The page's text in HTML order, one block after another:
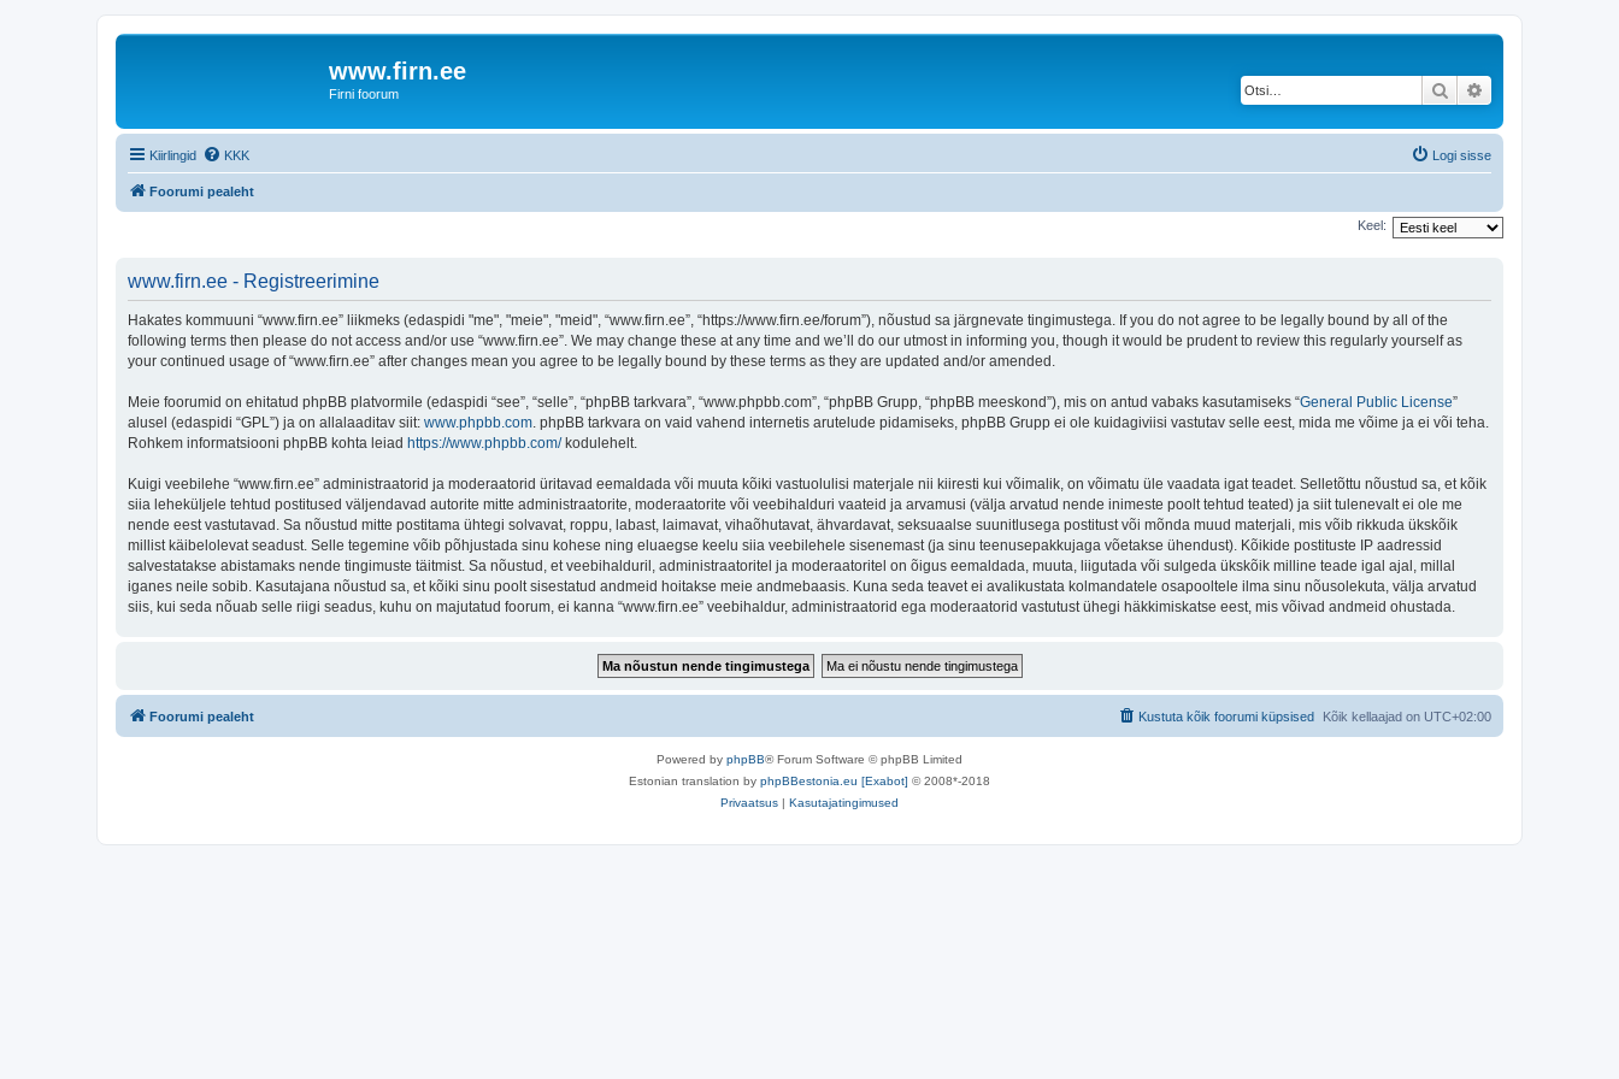
www.firn.ee
Firni foorum Otsi
Kiirlingid KKK Logi sisse
Foorumi pealeht
Keel:
www.firn.ee - Registreerimine
Hakates kommuuni “www.firn.ee” liikmeks (edaspidi "me", "meie", "meid", “www.firn.ee”, “https://www.firn.ee/forum”), nõustud sa järgnevate tingimustega. If you do not agree to be legally bound by all of the
following terms then please do not access and/or use “www.firn.ee”. We may change these at any time and we’ll do our utmost in informing you, though it would be prudent to review this regularly yourself as
your continued usage of “www.firn.ee” after changes mean you agree to be legally bound by these terms as they are updated and/or amended.
Meie foorumid on ehitatud phpBB platvormile (edaspidi “see”, “selle”, “phpBB tarkvara”, “www.phpbb.com”, “phpBB Grupp, “phpBB meeskond”), mis on antud vabaks kasutamiseks “General Public License”
alusel (edaspidi “GPL”) ja on allalaaditav siit: www.phpbb.com. phpBB tarkvara on vaid vahend internetis arutelude pidamiseks, phpBB Grupp ei ole kuidagiviisi vastutav selle eest, mida me võime ja ei või teha.
Rohkem informatsiooni phpBB kohta leiad https://www.phpbb.com/kodulehelt.
Kuigi veebilehe “www.firn.ee” administraatorid ja moderaatorid üritavad eemaldada või muuta kõiki vastuolulisi materjale nii kiiresti kui võimalik, on võimatu üle vaadata igat teadet. Selletõttu nõustud sa, et kõik
siia leheküljele tehtud postitused väljendavad autorite mitte administraatorite, moderaatorite või veebihalduri vaateid ja arvamusi (välja arvatud nende inimeste poolt tehtud teated) ja siit tulenevalt ei ole me
nende eest vastutavad. Sa nõustud mitte postitama ühtegi solvavat, roppu, labast, laimavat, vihaõhutavat, ähvardavat, seksuaalse suunitlusega postitust või mõnda muud materjali, mis võib rikkuda ükskõik
millist käibelolevat seadust. Selle tegemine võib põhjustada sinu kohese ning eluaegse keelu siia veebilehele sisenemast (ja sinu teenusepakkujaga võetakse ühendust). Kõikide postituste IP aadressid
salvestatakse abistamaks nende tingimuste täitmist. Sa nõustud, et veebihalduril, administraatoritel ja moderaatoritel on õigus eemaldada, muuta, liigutada või sulgeda ükskõik milline teade igal ajal, millal
iganes neile sobib. Kasutajana nõustud sa, et kõiki sinu poolt sisestatud andmeid hoitakse meie andmebaasis. Kuna seda teavet ei avalikustata kolmandatele osapooltele ilma sinu nõusolekuta, välja arvatud
siis, kui seda nõuab selle riigi seadus, kuhu on majutatud foorum, ei kanna “www.firn.ee” veebihaldur, administraatorid ega moderaatorid vastutust ühegi häkkimiskatse eest, mis võivad andmeid ohustada.
Foorumi pealeht Kõik kellaajad on UTC+02:00
Kustuta kõik foorumi küpsised
Powered by phpBB® Forum Software © phpBB Limited
Estonian translation by phpBBestonia.eu [Exabot] © 2008*-2018
Privaatsus | Kasutajatingimused